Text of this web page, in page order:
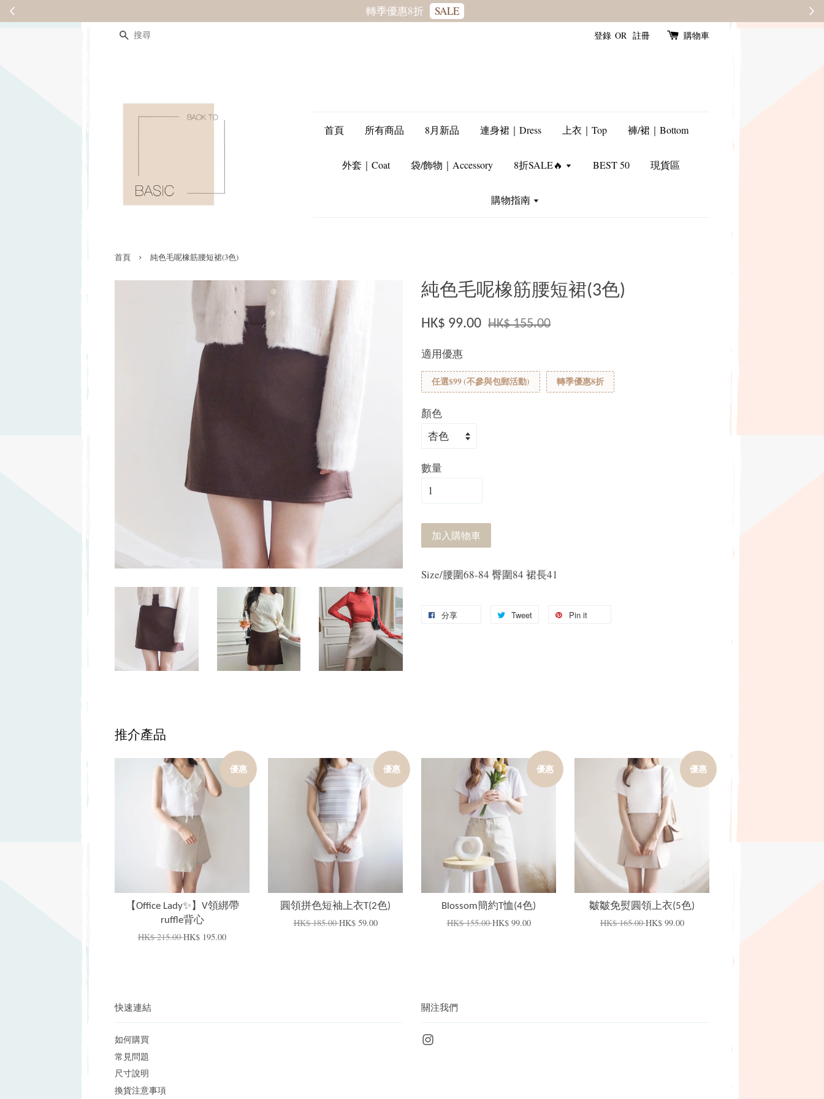
轉季優惠8折 SALE
搜尋 登錄 OR 註冊 購物車
首頁 所有商品 8月新品 連身裙｜Dress 上衣｜Top 褲/裙｜Bottom
外套｜Coat 袋/飾物｜Accessory 8折SALE🔥 BEST 50 現貨區
購物指南
首頁 › 純色毛呢橡筋腰短裙(3色)
純色毛呢橡筋腰短裙(3色)
HK$ 99.00 HK$ 155.00
適用優惠
任選$99 (不參與包郵活動) 轉季優惠8折
顏色
數量
加入購物車
Size/腰圍68-84 臀圍84 裙長41
分享 Tweet Pin it
推介產品
優惠
加入購物車
【Office Lady✨】V領綁帶
ruffle背心
HK$ 215.00HK$ 195.00
優惠
加入購物車
圓領拼色短袖上衣T(2色)
HK$ 185.00HK$ 59.00
優惠
加入購物車
Blossom簡約T恤(4色)
HK$ 155.00HK$ 99.00
優惠
加入購物車
皺皺免熨圓領上衣(5色)
HK$ 165.00HK$ 99.00
快速連結
如何購買
常見問題
尺寸說明
換貨注意事項
關注我們